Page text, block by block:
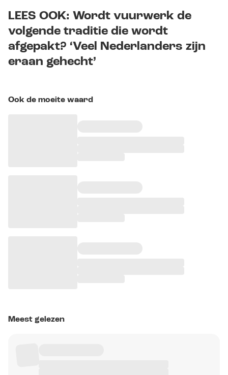
LEES OOK: Wordt vuurwerk de
volgende traditie die wordt
afgepakt? ‘Veel Nederlanders zijn
eraan gehecht’
Ook de moeite waard
Meest gelezen